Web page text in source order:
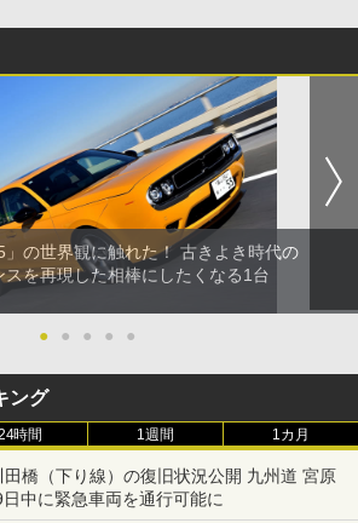
の世界観に触れた！ 古きよき時代の
を再現した相棒にしたくなる1台
● ● ● ● ●
ング
時間 1週間 1カ月
橋（下り線）の復旧状況公開 九州道 宮原
中に緊急車両を通行可能に